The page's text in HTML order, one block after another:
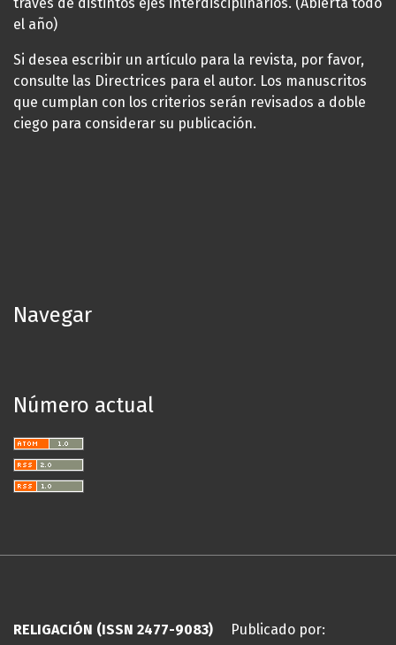
través de distintos ejes interdisciplinarios. (Abierta todo
el año)
Si desea escribir un artículo para la revista, por favor,
consulte las Directrices para el autor. Los manuscritos
que cumplan con los criterios serán revisados a doble
ciego para considerar su publicación.
Navegar
Número actual
RELIGACIÓN (ISSN 2477-9083) Publicado por: